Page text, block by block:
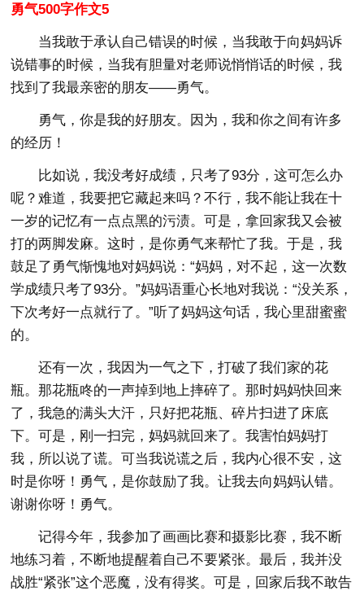
勇气500字作文5
当我敢于承认自己错误的时候，当我敢于向妈妈诉
说错事的时候，当我有胆量对老师说悄悄话的时候，我
找到了我最亲密的朋友——勇气。
勇气，你是我的好朋友。因为，我和你之间有许多
的经历！
比如说，我没考好成绩，只考了93分，这可怎么办
呢？难道，我要把它藏起来吗？不行，我不能让我在十
一岁的记忆有一点点黑的污渍。可是，拿回家我又会被
打的两脚发麻。这时，是你勇气来帮忙了我。于是，我
鼓足了勇气惭愧地对妈妈说：“妈妈，对不起，这一次数
学成绩只考了93分。”妈妈语重心长地对我说：“没关系，
下次考好一点就行了。”听了妈妈这句话，我心里甜蜜蜜
的。
还有一次，我因为一气之下，打破了我们家的花
瓶。那花瓶咚的一声掉到地上摔碎了。那时妈妈快回来
了，我急的满头大汗，只好把花瓶、碎片扫进了床底
下。可是，刚一扫完，妈妈就回来了。我害怕妈妈打
我，所以说了谎。可当我说谎之后，我内心很不安，这
时是你呀！勇气，是你鼓励了我。让我去向妈妈认错。
谢谢你呀！勇气。
记得今年，我参加了画画比赛和摄影比赛，我不断
地练习着，不断地提醒着自己不要紧张。最后，我并没
战胜“紧张”这个恶魔，没有得奖。可是，回家后我不敢告